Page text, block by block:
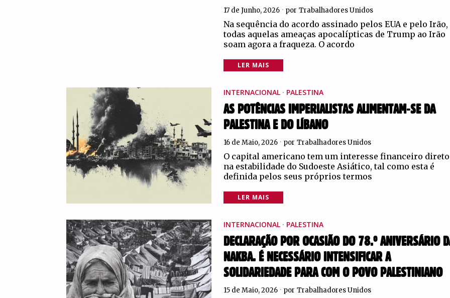
17 de Junho, 2026 por Trabalhadores Unidos
Na sequência do acordo assinado pelos EUA e pelo Irão,
todas aquelas ameaças apocalípticas de Trump ao Irão
soam agora a fraqueza. O acordo
LER MAIS
INTERNACIONAL · PALESTINA
AS POTÊNCIAS IMPERIALISTAS ALIMENTAM-SE DA
PALESTINA E DO LÍBANO
16 de Maio, 2026 por Trabalhadores Unidos
O capital americano tem um interesse financeiro direto
na estabilidade do Sudoeste Asiático, tal como esta é
definida pelos seus próprios termos
LER MAIS
INTERNACIONAL · PALESTINA
DECLARAÇÃO POR OCASIÃO DO 78.º ANIVERSÁRIO
NAKBA. É NECESSÁRIO INTENSIFICAR A
SOLIDARIEDADE PARA COM O POVO PALESTINIANO
15 de Maio, 2026 por Trabalhadores Unidos